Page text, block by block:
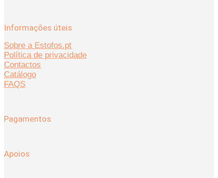
Informações úteis
Sobre a Estofos.pt
Política de privacidade
Contactos
Catálogo
FAQS
Pagamentos
Apoios